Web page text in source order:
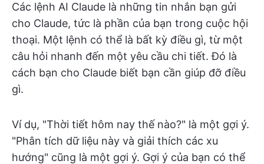
Các lệnh AI Claude là những tin nhắn bạn gửi
cho Claude, tức là phần của bạn trong cuộc hội
thoại. Một lệnh có thể là bất kỳ điều gì, từ một
câu hỏi nhanh đến một yêu cầu chi tiết. Đó là
cách bạn cho Claude biết bạn cần giúp đỡ điều
gì.
Ví dụ, "Thời tiết hôm nay thế nào?" là một gợi ý.
"Phân tích dữ liệu này và giải thích các xu
hướng" cũng là một gợi ý. Gợi ý của bạn có thể